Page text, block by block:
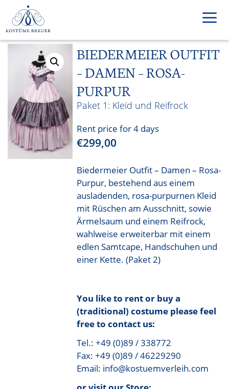
content
Menu
BIEDERMEIER OUTFIT
– DAMEN – ROSA-
PURPUR
Kleid und Reifrock
Rent price for 4 days
€299,00
Biedermeier Outfit – Damen – Rosa-
Purpur, bestehend aus einem
ausladenden, rosa-purpurnen Kleid
mit Rüschen am Ausschnitt, sowie
Ärmelsaum und einem Reifrock,
wahlweise erweiterbar mit einem
edlen Samtcape, Handschuhen und
einer Kette. (Paket 2)
You like to rent or buy a
(traditional) costume please feel
free to contact us:
Tel.: +49 (0)89 / 338772
Fax: +49 (0)89 / 46229290
Email: info@kostuemverleih.com